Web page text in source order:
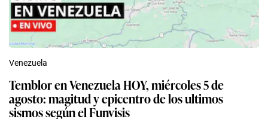
Venezuela
Temblor en Venezuela HOY, miércoles 5 de
agosto: magitud y epicentro de los ultimos
sismos según el Funvisis